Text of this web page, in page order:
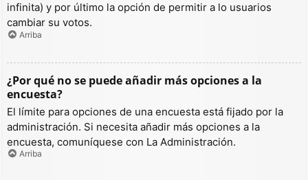
infinita) y por último la opción de permitir a lo usuarios
cambiar su votos.
Arriba
¿Por qué no se puede añadir más opciones a la
encuesta?
El límite para opciones de una encuesta está fijado por la
administración. Si necesita añadir más opciones a la
encuesta, comuníquese con La Administración.
Arriba